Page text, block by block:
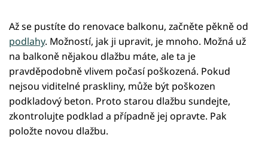
Až se pustíte do renovace balkonu, začněte pěkně od
podlahy. Možností, jak ji upravit, je mnoho. Možná už
na balkoně nějakou dlažbu máte, ale ta je
pravděpodobně vlivem počasí poškozená. Pokud
nejsou viditelné praskliny, může být poškozen
podkladový beton. Proto starou dlažbu sundejte,
zkontrolujte podklad a případně jej opravte. Pak
položte novou dlažbu.